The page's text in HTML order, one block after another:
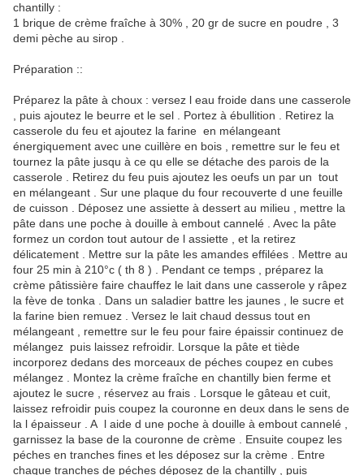
chantilly :
1 brique de crème fraîche à 30% , 20 gr de sucre en poudre , 3
demi pèche au sirop .
Préparation ::
Préparez la pâte à choux : versez l eau froide dans une casserole
, puis ajoutez le beurre et le sel . Portez à ébullition . Retirez la
casserole du feu et ajoutez la farine en mélangeant
énergiquement avec une cuillère en bois , remettre sur le feu et
tournez la pâte jusqu à ce qu elle se détache des parois de la
casserole . Retirez du feu puis ajoutez les oeufs un par un tout
en mélangeant . Sur une plaque du four recouverte d une feuille
de cuisson . Déposez une assiette à dessert au milieu , mettre la
pâte dans une poche à douille à embout cannelé . Avec la pâte
formez un cordon tout autour de l assiette , et la retirez
délicatement . Mettre sur la pâte les amandes effilées . Mettre au
four 25 min à 210°c ( th 8 ) . Pendant ce temps , préparez la
crème pâtissière faire chauffez le lait dans une casserole y râpez
la fève de tonka . Dans un saladier battre les jaunes , le sucre et
la farine bien remuez . Versez le lait chaud dessus tout en
mélangeant , remettre sur le feu pour faire épaissir continuez de
mélangez puis laissez refroidir. Lorsque la pâte et tiède
incorporez dedans des morceaux de péches coupez en cubes
mélangez . Montez la crème fraîche en chantilly bien ferme et
ajoutez le sucre , réservez au frais . Lorsque le gâteau et cuit,
laissez refroidir puis coupez la couronne en deux dans le sens de
la l épaisseur . A l aide d une poche à douille à embout cannelé ,
garnissez la base de la couronne de crème . Ensuite coupez les
péches en tranches fines et les déposez sur la crème . Entre
chaque tranches de péches déposez de la chantilly , puis